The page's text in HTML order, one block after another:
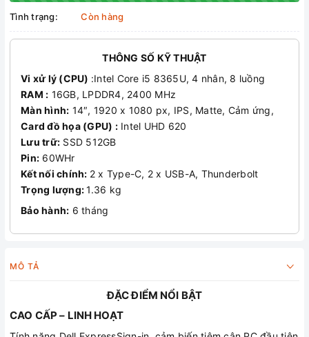
Tình trạng: Còn hàng
THÔNG SỐ KỸ THUẬT
Vi xử lý (CPU) :Intel Core i5 8365U, 4 nhân, 8 luồng
RAM : 16GB, LPDDR4, 2400 MHz
Màn hình: 14″, 1920 x 1080 px, IPS, Matte, Cảm ứng,
Card đồ họa (GPU) :Intel UHD 620
Lưu trữ: SSD 512GB
Pin: 60WHr
Kết nối chính: 2 x Type-C, 2 x USB-A, Thunderbolt
Trọng lượng:1.36 kg
Bảo hành: 6 tháng
MÔ TẢ
ĐẶC ĐIỂM NỔI BẬT
CAO CẤP – LINH HOẠT